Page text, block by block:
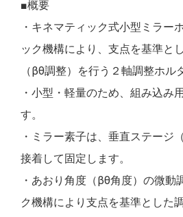
■概要
・キネマティック式小型ミラー
ック機構により、支点を基準と
（βθ調整）を行う２軸調整ホル
・小型・軽量のため、組み込み
す。
・ミラー素子は、垂直ステージ
接着して固定します。
・あおり角度（βθ角度）の微動
ク機構により支点を基準とした